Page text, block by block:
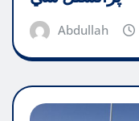
Abdullah